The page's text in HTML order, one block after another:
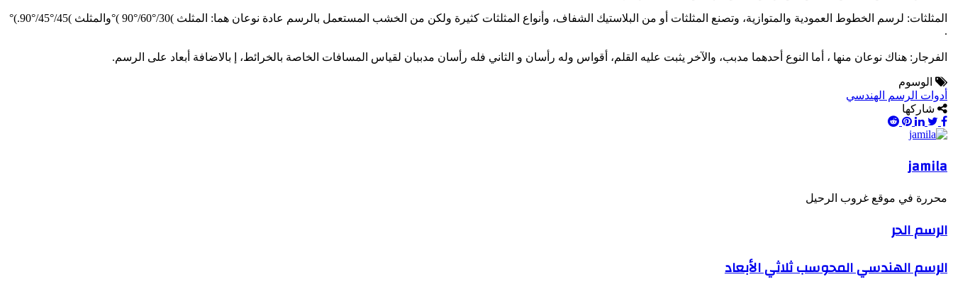
المثلثات: لرسم الخطوط العمودية والمتوازية، وتصنع المثلثات أو من البلاستيك الشفاف، وأنواع المثلثات كثيرة ولكن من الخشب المستعمل بالرسم عادة نوعان هما: المثلث )30/°60/°90 )°والمثلث )45/°45/°90.)°
.
الفرجار: هناك نوعان منها ، أما النوع أحدهما مدبب، والآخر يثبت عليه القلم، أقواس وله رأسان و الثاني فله رأسان مدببان لقياس المسافات الخاصة بالخرائط، إ بالاضافة أبعاد على الرسم.
الوسوم
أدوات الرسم الهندسي
شاركها
Facebook
Twitter
LinkedIn
Pinterest
jamila
محررة في موقع غروب الرحيل
الرسم الحر
الرسم الهندسي المحوسب ثلاثي الأبعاد